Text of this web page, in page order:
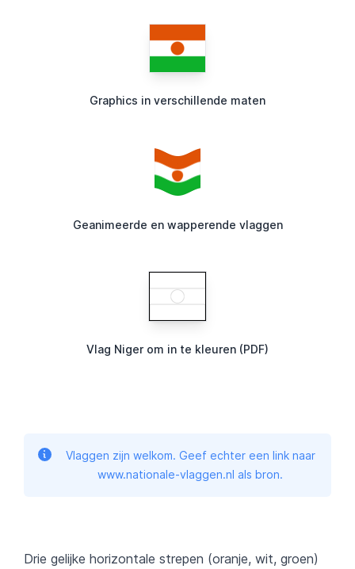
Graphics in verschillende maten
Geanimeerde en wapperende vlaggen
Vlag Niger om in te kleuren (PDF)
Vlaggen zijn welkom. Geef echter een link naar
www.nationale-vlaggen.nl als bron.
Drie gelijke horizontale strepen (oranje, wit, groen)